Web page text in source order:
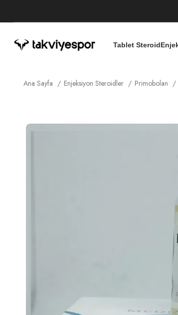
Tablet Steroid
Ana Sayfa Enjeksiyon Steroidler Primobolan